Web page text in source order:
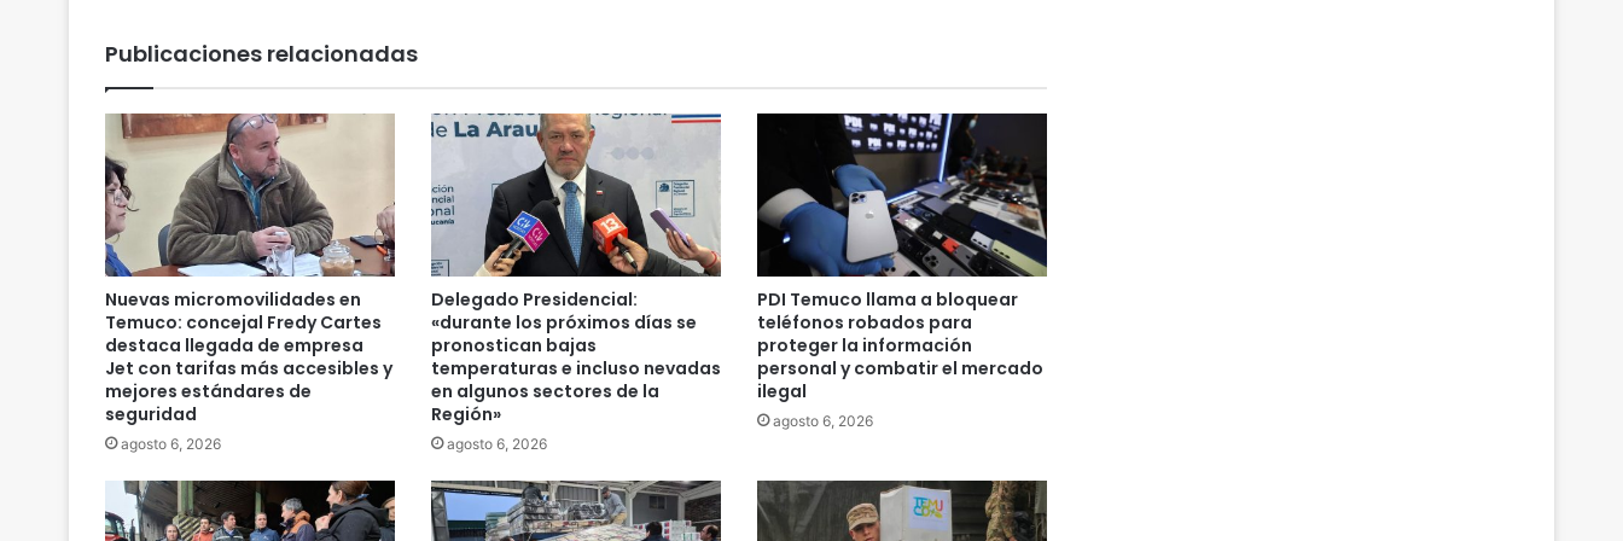
n
c
i
a
l
a
b
a
j
a
e
n
c
o
n
m
n
a
e
c
u
a
n
t
e
n
o
r
Publicaciones relacionadas
Nuevas micromovilidades en
Temuco: concejal Fredy Cartes
destaca llegada de empresa
Jet con tarifas más accesibles y
mejores estándares de
seguridad
agosto 6, 2026
Delegado Presidencial:
«durante los próximos días se
pronostican bajas
temperaturas e incluso nevadas
en algunos sectores de la
Región»
agosto 6, 2026
PDI Temuco llama a bloquear
teléfonos robados para
proteger la información
personal y combatir el mercado
ilegal
agosto 6, 2026